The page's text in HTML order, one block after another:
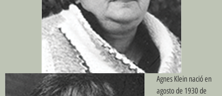
Agnes Klein nació en
agosto de 1930 de